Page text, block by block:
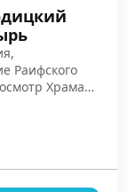
Раифского
Храма